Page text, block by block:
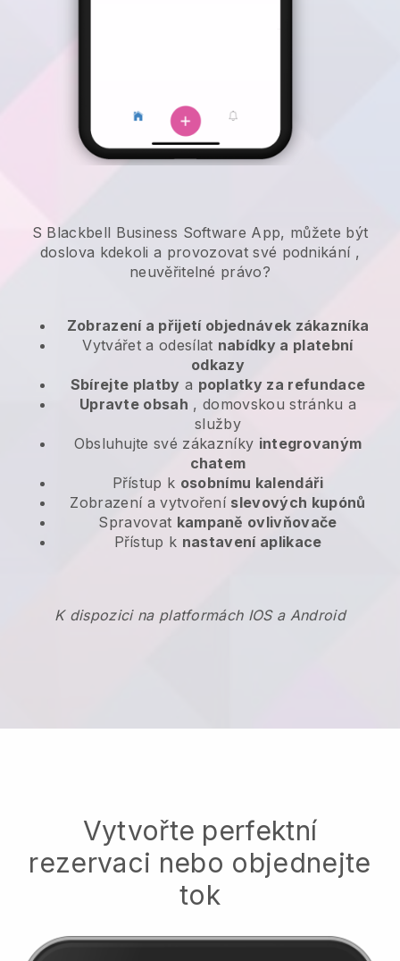
S Blackbell Business Software App, můžete být
doslova kdekoli a provozovat své podnikání,
neuvěřitelné právo?
Zobrazení a přijetí objednávek zákazníka
Vytvářet a odesílat nabídky a platební
odkazy
Sbírejte platby a poplatky za refundace
Upravte obsah , domovskou stránku a
služby
Obsluhujte své zákazníky integrovaným
chatem
Přístup k osobnímu kalendáři
Zobrazení a vytvoření slevových kupónů
Spravovat kampaně ovlivňovače
Přístup k nastavení aplikace
K dispozici na platformách IOS a Android
Vytvořte perfektní
rezervaci nebo objednejte
tok